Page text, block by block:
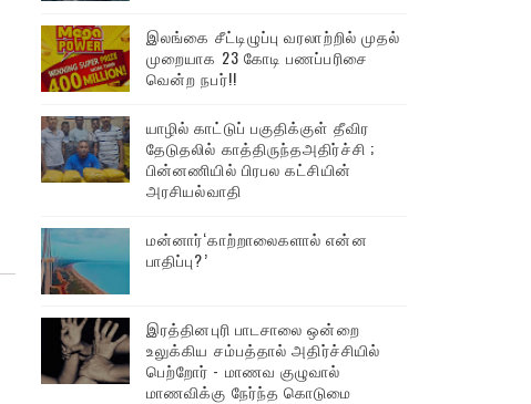
இலங்கை சீட்டிழுப்பு வரலாற்றில் முதல்
முறையாக 23 கோடி பணப்பரிசை
வென்ற நபர்!!
யாழில் காட்டுப் பகுதிக்குள் தீவிர
தேடுதலில் காத்திருந்தஅதிர்ச்சி ;
பின்னணியில் பிரபல கட்சியின்
அரசியல்வாதி
மன்னார்‘காற்றாலைகளால் என்ன
பாதிப்பு?’
இரத்தினபுரி பாடசாலை ஒன்றை
உலுக்கிய சம்பத்தால் அதிர்ச்சியில்
பெற்றோர் - மாணவ குழுவால்
மாணவிக்கு நேர்ந்த கொடுமை